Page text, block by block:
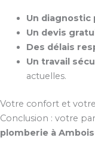
Un diagnostic
Un devis
Des délais
Un travail
actuelles.
Votre confort et
Conclusion : votre
plomberie à